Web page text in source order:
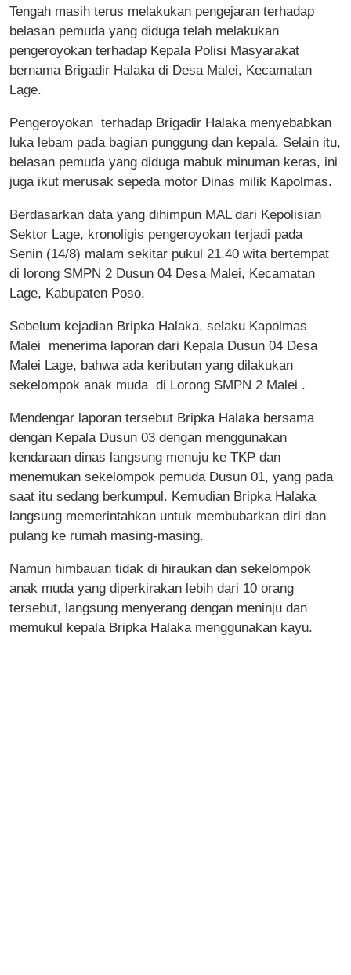
Tengah masih terus melakukan pengejaran terhadap
belasan pemuda yang diduga telah melakukan
pengeroyokan terhadap Kepala Polisi Masyarakat
bernama Brigadir Halaka di Desa Malei, Kecamatan
Lage.
Pengeroyokan terhadap Brigadir Halaka menyebabkan
luka lebam pada bagian punggung dan kepala. Selain itu,
belasan pemuda yang diduga mabuk minuman keras, ini
juga ikut merusak sepeda motor Dinas milik Kapolmas.
Berdasarkan data yang dihimpun MAL dari Kepolisian
Sektor Lage, kronoligis pengeroyokan terjadi pada
Senin (14/8) malam sekitar pukul 21.40 wita bertempat
di lorong SMPN 2 Dusun 04 Desa Malei, Kecamatan
Lage, Kabupaten Poso.
Sebelum kejadian Bripka Halaka, selaku Kapolmas
Malei menerima laporan dari Kepala Dusun 04 Desa
Malei Lage, bahwa ada keributan yang dilakukan
sekelompok anak muda di Lorong SMPN 2 Malei .
Mendengar laporan tersebut Bripka Halaka bersama
dengan Kepala Dusun 03 dengan menggunakan
kendaraan dinas langsung menuju ke TKP dan
menemukan sekelompok pemuda Dusun 01, yang pada
saat itu sedang berkumpul. Kemudian Bripka Halaka
langsung memerintahkan untuk membubarkan diri dan
pulang ke rumah masing-masing.
Namun himbauan tidak di hiraukan dan sekelompok
anak muda yang diperkirakan lebih dari 10 orang
tersebut, langsung menyerang dengan meninju dan
memukul kepala Bripka Halaka menggunakan kayu.